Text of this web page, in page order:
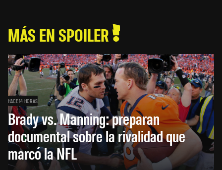
MÁS EN SPOILER
HACE 14 HORAS
Brady vs. Manning: preparan
documental sobre la rivalidad que
marcó la NFL